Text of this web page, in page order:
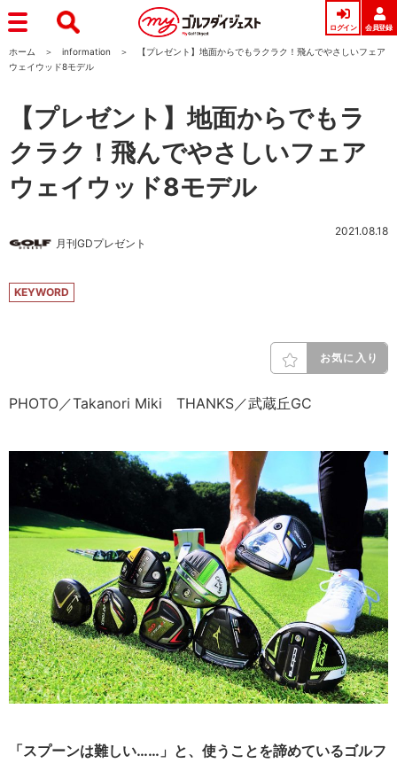
ログイン 会員登録
ホーム information
【プレゼント】地面からでもラクラク！飛んでやさしいフェア
ウェイウッド8モデル
【プレゼント】地面からでもラ
クラク！飛んでやさしいフェア
ウェイウッド8モデル
月刊GDプレゼント
2021.08.18
KEYWORD
お気に入り
PHOTO／Takanori Miki THANKS／武蔵丘GC
「スプーンは難しい……」と、使うことを諦めているゴルフ